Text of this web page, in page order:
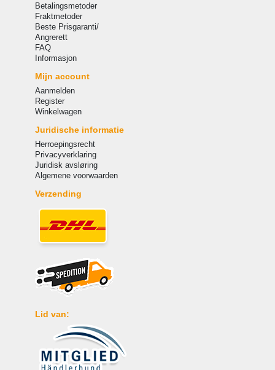
Betalingsmetoder
Fraktmetoder
Beste Prisgaranti/
Angrerett
FAQ
Informasjon
Mijn account
Aanmelden
Register
Winkelwagen
Juridische informatie
Herroepingsrecht
Privacyverklaring
Juridisk avsløring
Algemene voorwaarden
Verzending
Lid van: